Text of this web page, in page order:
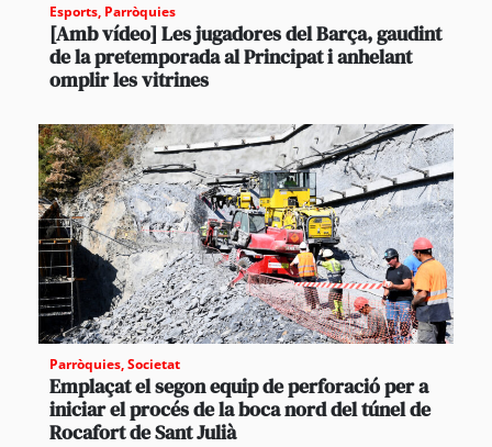
Esports, Parròquies
[Amb vídeo] Les jugadores del Barça, gaudint
de la pretemporada al Principat i anhelant
omplir les vitrines
Parròquies,Societat
Emplaçat el segon equip de perforació per a
iniciar el procés de la boca nord del túnel de
Rocafort de Sant Julià